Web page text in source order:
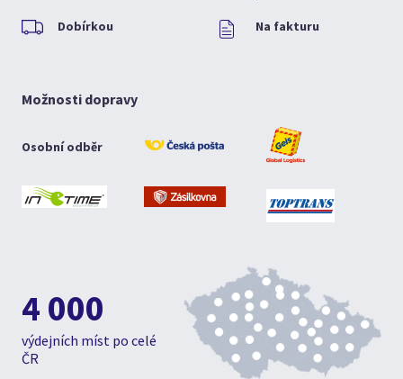
Dobírkou Na fakturu
Možnosti dopravy
Osobní odběr
4 000
výdejních míst po celé
ČR